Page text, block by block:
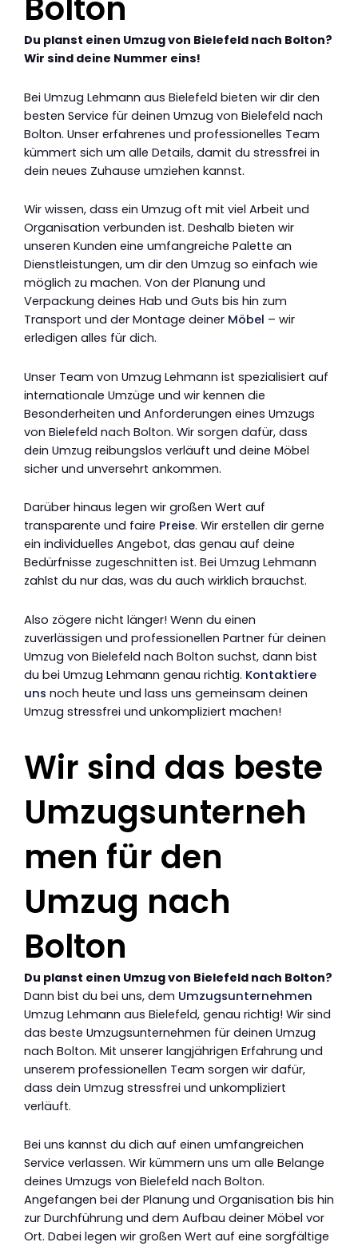
Bolton
Du planst einen Umzug von Bielefeld nach Bolton?
Wir sind deine Nummer eins!
Bei Umzug Lehmann aus Bielefeld bieten wir dir den
besten Service für deinen Umzug von Bielefeld nach
Bolton. Unser erfahrenes und professionelles Team
kümmert sich um alle Details, damit du stressfrei in
dein neues Zuhause umziehen kannst.
Wir wissen, dass ein Umzug oft mit viel Arbeit und
Organisation verbunden ist. Deshalb bieten wir
unseren Kunden eine umfangreiche Palette an
Dienstleistungen, um dir den Umzug so einfach wie
möglich zu machen. Von der Planung und
Verpackung deines Hab und Guts bis hin zum
Transport und der Montage deiner Möbel – wir
erledigen alles für dich.
Unser Team von Umzug Lehmann ist spezialisiert auf
internationale Umzüge und wir kennen die
Besonderheiten und Anforderungen eines Umzugs
von Bielefeld nach Bolton. Wir sorgen dafür, dass
dein Umzug reibungslos verläuft und deine Möbel
sicher und unversehrt ankommen.
Darüber hinaus legen wir großen Wert auf
transparente und faire Preise. Wir erstellen dir gerne
ein individuelles Angebot, das genau auf deine
Bedürfnisse zugeschnitten ist. Bei Umzug Lehmann
zahlst du nur das, was du auch wirklich brauchst.
Also zögere nicht länger! Wenn du einen
zuverlässigen und professionellen Partner für deinen
Umzug von Bielefeld nach Bolton suchst, dann bist
du bei Umzug Lehmann genau richtig. Kontaktiere
uns noch heute und lass uns gemeinsam deinen
Umzug stressfrei und unkompliziert machen!
Wir sind das beste
Umzugsunterneh
men für den
Umzug nach
Bolton
Du planst einen Umzug von Bielefeld nach Bolton?
Dann bist du bei uns, dem Umzugsunternehmen
Umzug Lehmann aus Bielefeld, genau richtig! Wir sind
das beste Umzugsunternehmen für deinen Umzug
nach Bolton. Mit unserer langjährigen Erfahrung und
unserem professionellen Team sorgen wir dafür,
dass dein Umzug stressfrei und unkompliziert
verläuft.
Bei uns kannst du dich auf einen umfangreichen
Service verlassen. Wir kümmern uns um alle Belange
deines Umzugs von Bielefeld nach Bolton.
Angefangen bei der Planung und Organisation bis hin
zur Durchführung und dem Aufbau deiner Möbel vor
Ort. Dabei legen wir großen Wert auf eine sorgfältige